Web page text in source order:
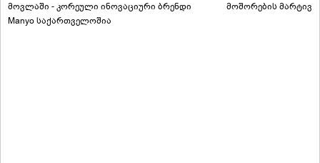
მოვლაში - კორეული ინოვაციური ბრენდი
Manyo საქართველოშია
მოშორების